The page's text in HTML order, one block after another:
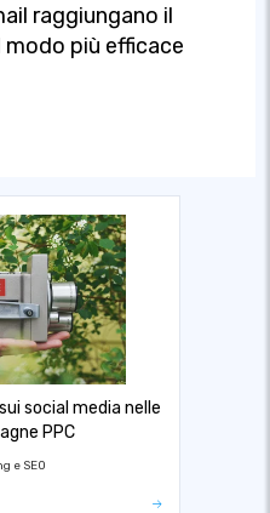
raggiungano il
più efficace
social media nelle
PPC
e SEO